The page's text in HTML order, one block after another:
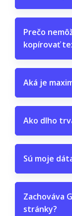
Prečo
kopírovať
Aká je
Ako dlho
Sú moje
Zachováva
stránky?